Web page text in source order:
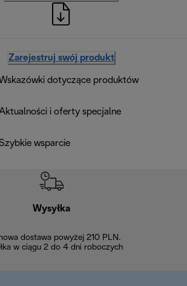
Zarejestruj swój produkt
dotyczące produktów
i oferty specjalne
Szybkie wsparcie
Wysyłka
dostawa powyżej 210 PLN.
w ciągu 2 do 4 dni roboczych